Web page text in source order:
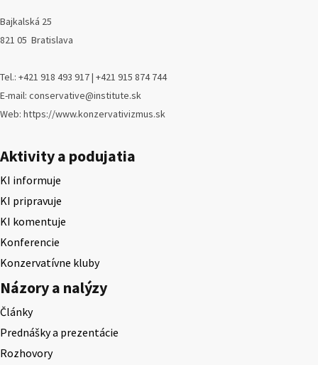
Bajkalská 25
821 05 Bratislava
Tel.: +421 918 493 917 | +421 915 874 744
E-mail: conservative@institute.sk
Web: https://www.konzervativizmus.sk
Aktivity a podujatia
KI informuje
KI pripravuje
KI komentuje
Konferencie
Konzervatívne kluby
Názory a nalýzy
Články
Prednášky a prezentácie
Rozhovory